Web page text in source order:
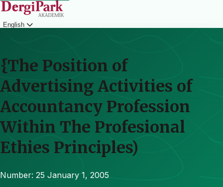
English
{The Position of
Advertising Activities of
Accountancy Profession
Within The Profesional
Ethies Principles)
Number: 25 January 1, 2005